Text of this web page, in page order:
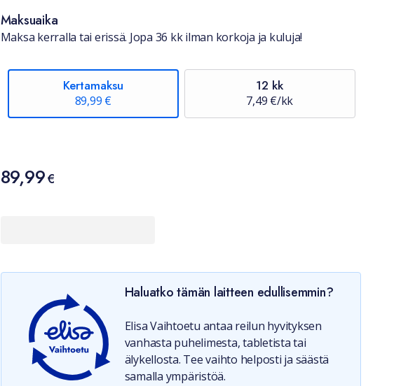
Maksuaika
Maksa kerralla tai erissä. Jopa 36 kk ilman korkoja ja kuluja!
Kertamaksu
89,99 €
12 kk
7,49 €/kk
Hinta
89,99 €
89,99€
Haluatko tämän laitteen edullisemmin?
Elisa Vaihtoetu antaa reilun hyvityksen
vanhasta puhelimesta, tabletista tai
älykellosta. Tee vaihto helposti ja säästä
samalla ympäristöä.